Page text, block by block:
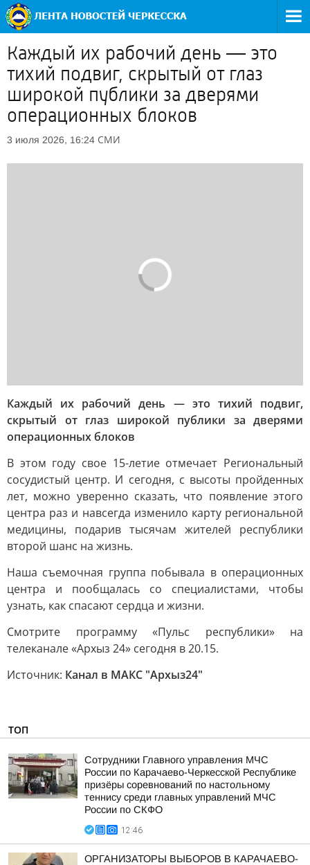
Каждый их рабочий день — это
тихий подвиг, скрытый от глаз
широкой публики за дверями
операционных блоков
3 июля 2026, 16:24 СМИ
Каждый их рабочий день — это тихий подвиг,
скрытый от глаз широкой публики за дверями
операционных блоков
В этом году свое 15-летие отмечает Региональный
сосудистый центр. И сегодня, с высоты пройденных
лет, можно уверенно сказать, что появление этого
центра раз и навсегда изменило карту региональной
медицины, подарив тысячам жителей республики
второй шанс на жизнь.
Наша съемочная группа побывала в операционных
центра и пообщалась со специалистами, чтобы
узнать, как спасают сердца и жизни.
Смотрите программу «Пульс республики» на
телеканале «Архыз 24» сегодня в 20.15.
Источник: Канал в МАКС "Архыз24"
ТОП
Сотрудники Главного управления МЧС
России по Карачаево-Черкесской Республике
призёры соревнований по настольному
теннису среди главных управлений МЧС
России по СКФО
12:46
ОРГАНИЗАТОРЫ ВЫБОРОВ В КАРАЧАЕВО-